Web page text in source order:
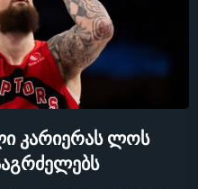
კარიერას ლოს